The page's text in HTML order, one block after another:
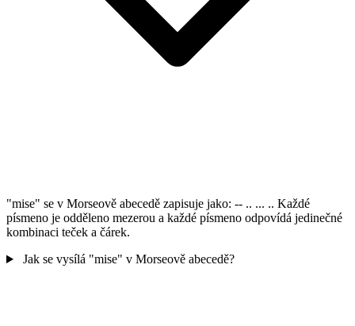
"mise" se v Morseově abecedě zapisuje jako: -- .. ... .. Každé
písmeno je odděleno mezerou a každé písmeno odpovídá jedinečné
kombinaci teček a čárek.
Jak se vysílá "mise" v Morseově abecedě?